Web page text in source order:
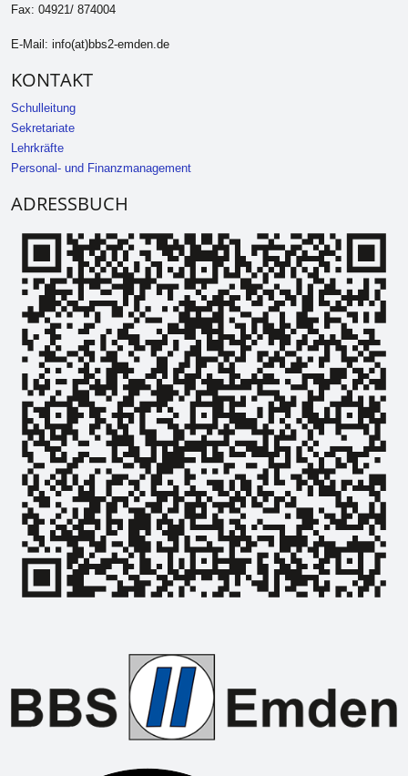
Fax: 04921/ 874004
E-Mail: info(at)bbs2-emden.de
KONTAKT
Schulleitung
Sekretariate
Lehrkräfte
Personal- und Finanzmanagement
ADRESSBUCH